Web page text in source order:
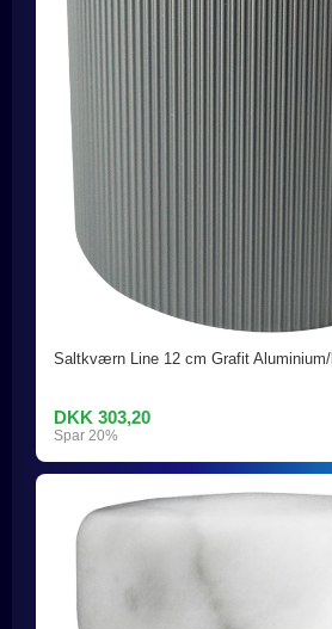
Saltkværn Line 12 cm Grafit
DKK 303,20
Spar 20%